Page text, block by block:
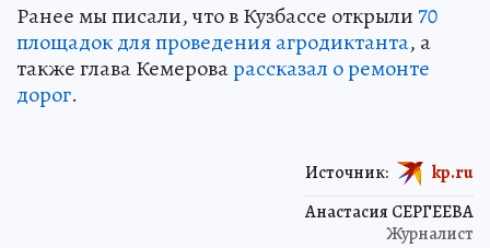
Ранее мы писали, что в Кузбассе открыли 70
площадок для проведения агродиктанта, а
также глава Кемероварассказал о ремонте
дорог.
Анастасия СЕРГЕЕВА
Журналист
Источник: kp.ru